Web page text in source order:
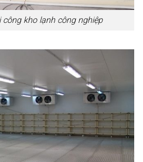
công kho lạnh công nghiệp